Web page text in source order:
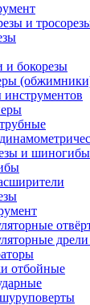
и
и бокорезы
и шиногибы
отбойные